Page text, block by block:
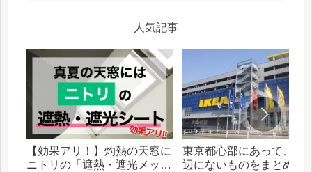
人気記事
【効果アリ！】灼熱の天窓に
ニトリの「遮熱・遮光メッシ
東京都心部にあって、札
辺にないものをまとめま